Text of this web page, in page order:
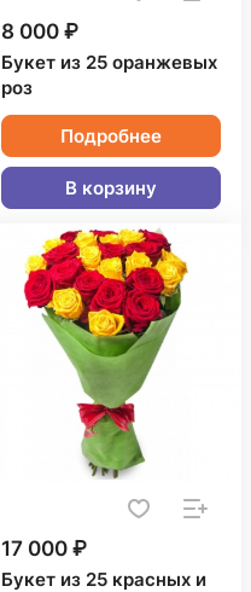
8 000 ₽
Букет из 25 оранжевых
роз
Подробнее
В корзину
17 000 ₽
Букет из 25 красных и